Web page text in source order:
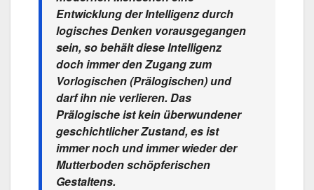
Entwicklung der Intelligenz durch
logisches Denken vorausgegangen
sein, so behält diese Intelligenz
doch immer den Zugang zum
Vorlogischen (Prälogischen) und
darf ihn nie verlieren. Das
Prälogische ist kein überwundener
geschichtlicher Zustand, es ist
immer noch und immer wieder der
Mutterboden schöpferischen
Gestaltens.